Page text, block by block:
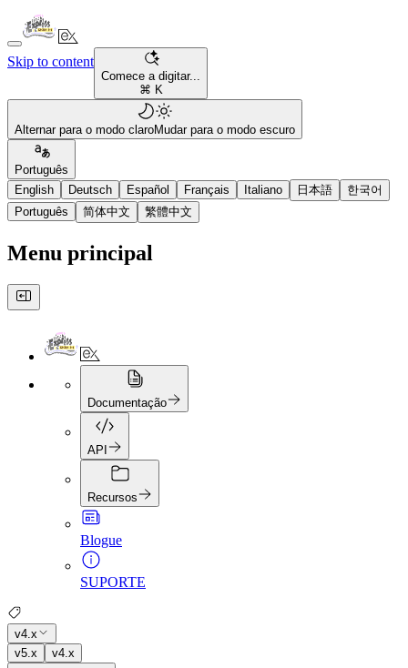
Skip to content
Comece a digitar...
⌘ K
Alternar para o modo claroMudar para o modo escuro
Português
English
Deutsch Español Français Italiano 日本語
한국어
Português
简体中文 繁體中文
Menu principal
Documentação
API
Recursos
Blogue
SUPORTE
v4.x
v5.x
v4.x